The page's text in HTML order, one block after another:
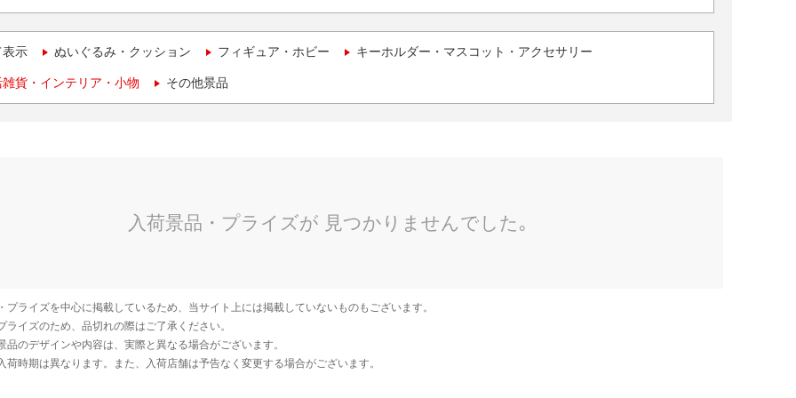
表示 ぬいぐるみ・クッション フィギュア・ホビー キーホルダー・マスコット・アクセサリー
貨・インテリア・小物 その他景品